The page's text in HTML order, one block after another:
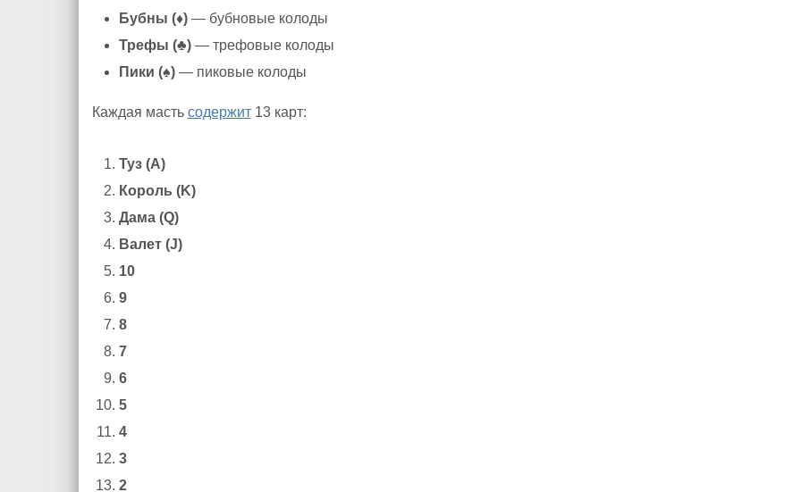
Бубны (♦)— бубновые колоды
Трефы (♣)— трефовые колоды
Пики (♠)— пиковые колоды
Каждая масть содержит13 карт:
Туз (A)
Король (K)
Дама (Q)
Валет (J)
10
9
8
7
6
5
4
3
2